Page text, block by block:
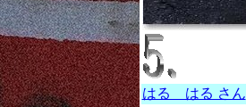
はる はる さん